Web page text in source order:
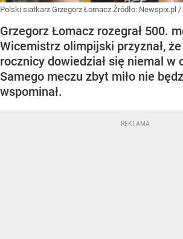
Polski siatkarz Grzegorz Łomacz Źródło: Newspix.pl /
Grzegorz Łomacz rozegrał 500.
Wicemistrz olimpijski przyznał, że
rocznicy dowiedział się niemal w
Samego meczu zbyt miło nie
wspominał.